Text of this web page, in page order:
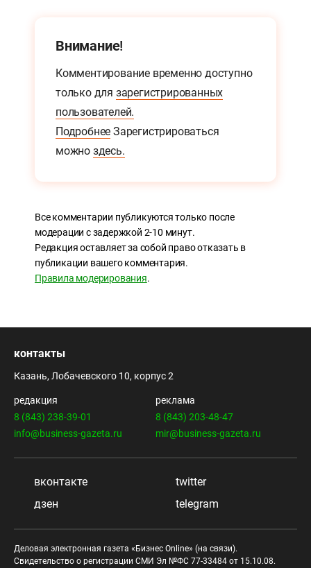
Внимание!
Комментирование временно доступно
только для зарегистрированных
пользователей.
Подробнее Зарегистрироваться
можно здесь.
Все комментарии публикуются только после
модерации с задержкой 2-10 минут.
Редакция оставляет за собой право отказать в
публикации вашего комментария.
Правила модерирования.
контакты
Казань, Лобачевского 10, корпус 2
редакция
8 (843) 238-39-01
info@business-gazeta.ru
реклама
8 (843) 203-48-47
mir@business-gazeta.ru
вконтакте
twitter
дзен
telegram
Деловая электронная газета «Бизнес Online» (на связи).
Свидетельство о регистрации СМИ Эл №ФС 77-33484 от 15.10.08.